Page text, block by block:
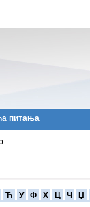
питања
Ћ У Ф Х Ц Ч Џ